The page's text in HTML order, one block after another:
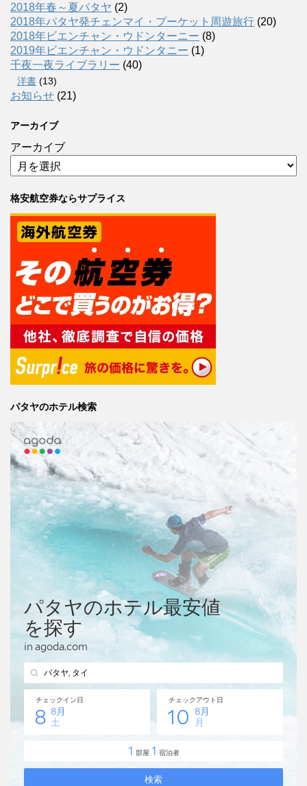
2018年春～夏パタヤ (2)
2018年パタヤ発チェンマイ・プーケット周遊旅行 (20)
2018年ビエンチャン・ウドンターニー (8)
2019年ビエンチャン・ウドンタニー (1)
千夜一夜ライブラリー (40)
洋書 (13)
お知らせ (21)
アーカイブ
アーカイブ
格安航空券ならサプライス
パタヤのホテル検索